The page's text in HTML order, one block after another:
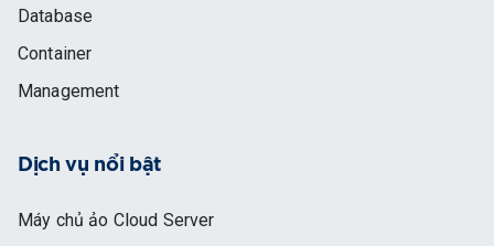
Database
Container
Management
Dịch vụ nổi bật
Máy chủ ảo Cloud Server